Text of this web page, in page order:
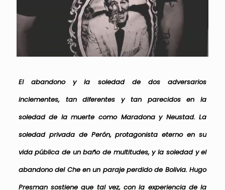
El abandono y la soledad de dos adversarios
inclementes, tan diferentes y tan parecidos en la
soledad de la muerte como Maradona y Neustad. La
soledad privada de Perón, protagonista eterno en su
vida pública de un baño de multitudes, y la soledad y el
abandono del Che en un paraje perdido de Bolivia. Hugo
Presman sostiene que tal vez, con la experiencia de la